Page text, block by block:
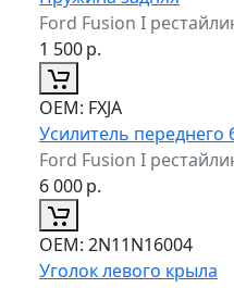
Ford Fusion I
1 500р.
ОЕМ: FXJA
Усилитель переднего
Ford Fusion I
6 000р.
ОЕМ: 2N11N16004
Уголок левого крыла